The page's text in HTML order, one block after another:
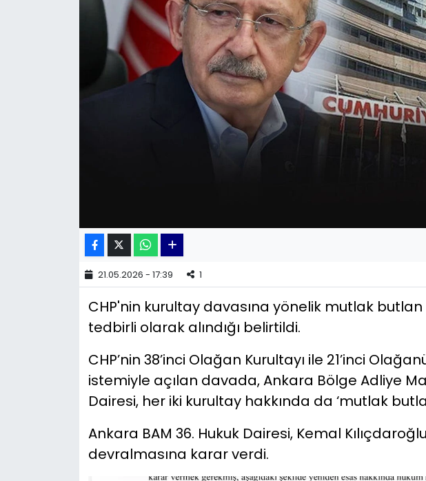
21.05.2026 - 17:39 1
CHP'nin kurultay davasına yönelik mutlak butlan
tedbirli olarak alındığı belirtildi.
CHP’nin 38’inci Olağan Kurultayı ile 21’inci
istemiyle açılan davada, Ankara Bölge Adliye
Dairesi, her iki kurultay hakkında da ‘mutlak
Ankara BAM 36. Hukuk Dairesi, Kemal
devralmasına karar verdi.
KÜLTÜR SANAT
POLİTİKA
TEKNOLOJİ
YEREL POLİTİKA